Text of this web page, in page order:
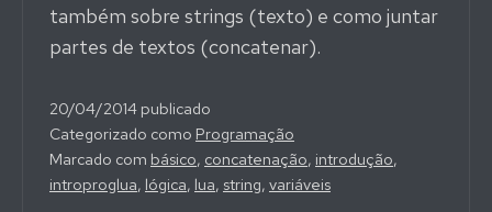
também sobre strings (texto) e como juntar
partes de textos (concatenar).
20/04/2014 publicado
Categorizado como Programação
Marcado com básico, concatenação, introdução,
introproglua, lógica, lua, string, variáveis